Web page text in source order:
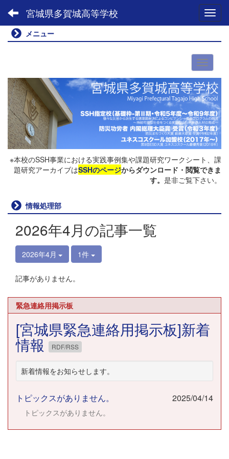
宮城県多賀城高等学校
メニュー
※本校のSSH事業における実践事例集や課題研究ワークシート、課
題研究アーカイブはSSHのページからダウンロード・閲覧できま
す。 是非ご覧下さい。
情報処理部
2026年4月の記事一覧
2026年4月 1件
記事がありません。
緊急連絡用掲示板
[宮城県緊急連絡用掲示板]新着
情報 RDF/RSS
新着情報をお知らせします。
トピックスがありません。 2025/04/14
トピックスがありません。